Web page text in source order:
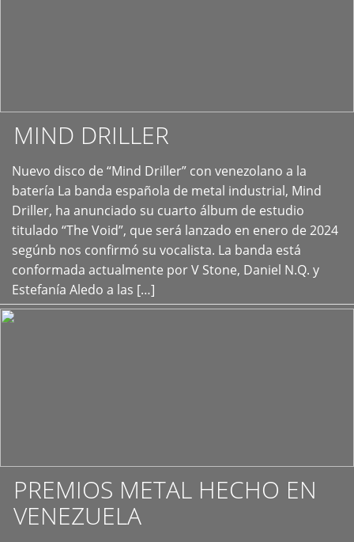
MIND DRILLER
Nuevo disco de “Mind Driller” con venezolano a la
batería La banda española de metal industrial, Mind
Driller, ha anunciado su cuarto álbum de estudio
titulado “The Void”, que será lanzado en enero de 2024
segúnb nos confirmó su vocalista. La banda está
conformada actualmente por V Stone, Daniel N.Q. y
Estefanía Aledo a las […]
+
PREMIOS METAL HECHO EN
VENEZUELA